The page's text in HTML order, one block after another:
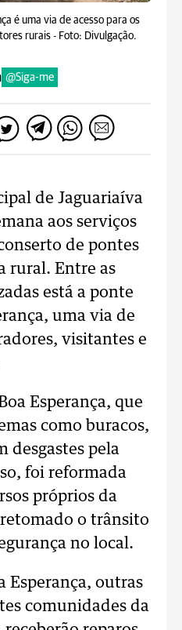
é uma via de acesso para os
rurais - Foto: Divulgação.
@Siga-me
de Jaguariaíva
aos serviços
de pontes
rural. Entre as
está a ponte
uma via de
visitantes e
Esperança, que
como buracos,
desgastes pela
foi reformada
próprios da
o trânsito
no local.
Esperança, outras
comunidades da